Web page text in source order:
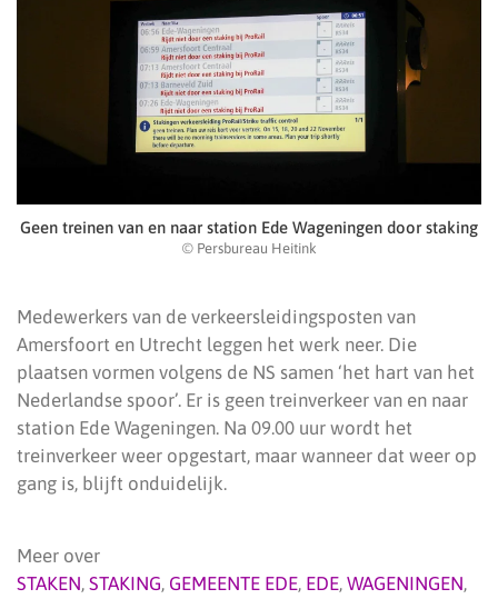
Geen treinen van en naar station Ede Wageningen door staking
© Persbureau Heitink
Medewerkers van de verkeersleidingsposten van
Amersfoort en Utrecht leggen het werk neer. Die
plaatsen vormen volgens de NS samen ‘het hart van het
Nederlandse spoor’. Er is geen treinverkeer van en naar
station Ede Wageningen. Na 09.00 uur wordt het
treinverkeer weer opgestart, maar wanneer dat weer op
gang is, blijft onduidelijk.
Meer over
STAKEN, STAKING, GEMEENTE EDE, EDE, WAGENINGEN,